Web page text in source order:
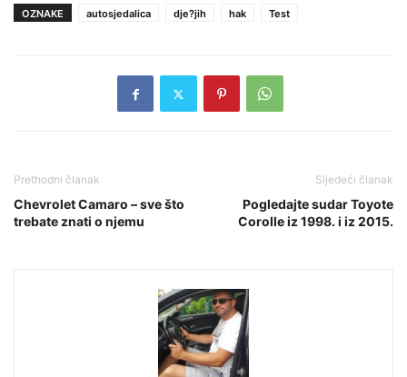
OZNAKE autosjedalica dje?jih hak Test
Prethodni članak
Chevrolet Camaro – sve što
trebate znati o njemu
Sljedeći članak
Pogledajte sudar Toyote
Corolle iz 1998. i iz 2015.